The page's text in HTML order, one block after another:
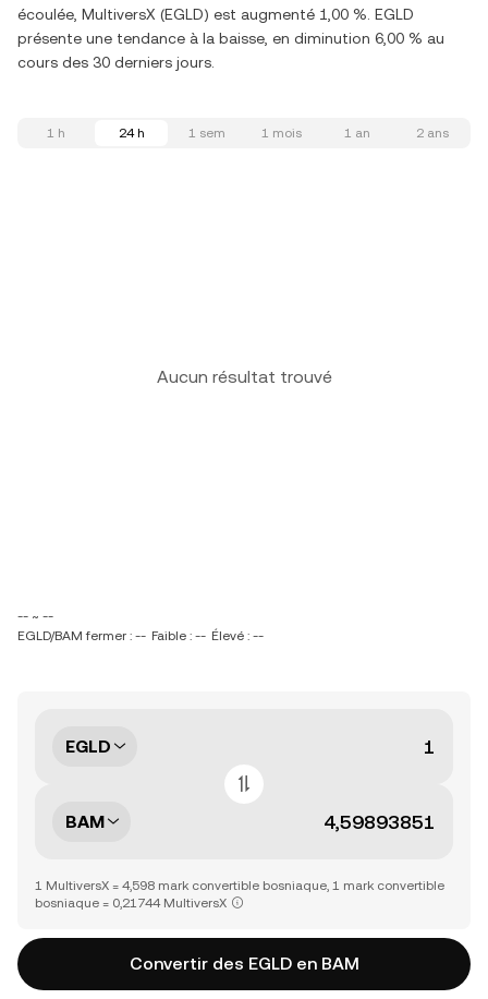
écoulée, MultiversX (EGLD) est augmenté 1,00 %. EGLD
présente une tendance à la baisse, en diminution 6,00 % au
cours des 30 derniers jours.
1 h 24 h 1 sem 1 mois 1 an 2 ans
Aucun résultat trouvé
-- ~ --
EGLD/BAM fermer : -- Faible : -- Élevé : --
EGLD
BAM
1 MultiversX = 4,598 mark convertible bosniaque, 1 mark convertible
bosniaque = 0,21744 MultiversX
Convertir des EGLD en BAM